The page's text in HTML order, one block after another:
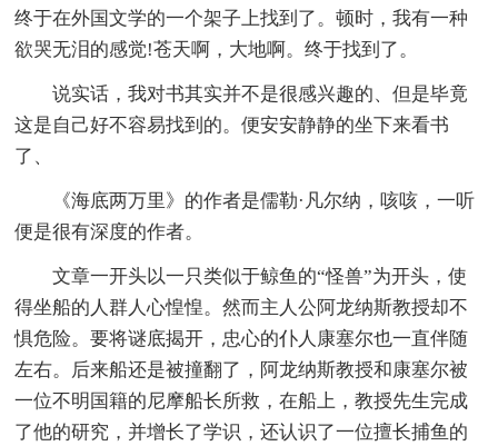
终于在外国文学的一个架子上找到了。顿时，我有一种
欲哭无泪的感觉!苍天啊，大地啊。终于找到了。
说实话，我对书其实并不是很感兴趣的、但是毕竟
这是自己好不容易找到的。便安安静静的坐下来看书
了、
《海底两万里》的作者是儒勒·凡尔纳，咳咳，一听
便是很有深度的作者。
文章一开头以一只类似于鲸鱼的“怪兽”为开头，使
得坐船的人群人心惶惶。然而主人公阿龙纳斯教授却不
惧危险。要将谜底揭开，忠心的仆人康塞尔也一直伴随
左右。后来船还是被撞翻了，阿龙纳斯教授和康塞尔被
一位不明国籍的尼摩船长所救，在船上，教授先生完成
了他的研究，并增长了学识，还认识了一位擅长捕鱼的